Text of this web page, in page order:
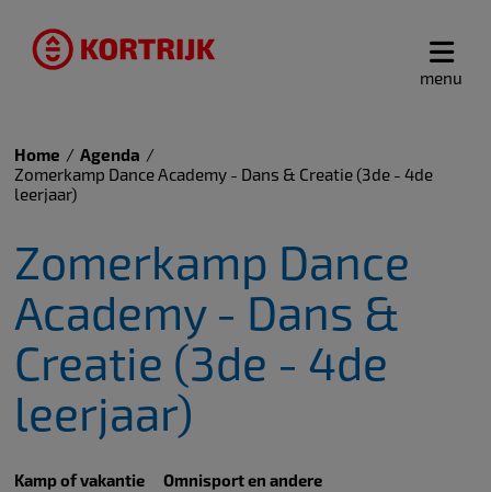
menu
Home
Agenda
Zomerkamp Dance Academy - Dans & Creatie (3de - 4de
leerjaar)
Zomerkamp Dance
Academy - Dans &
Creatie (3de - 4de
leerjaar)
Kamp of vakantie Omnisport en andere